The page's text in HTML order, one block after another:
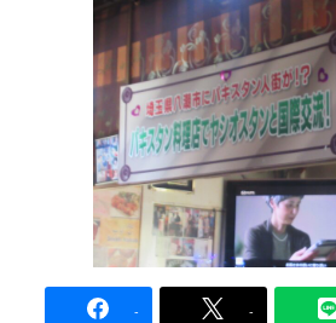
- -